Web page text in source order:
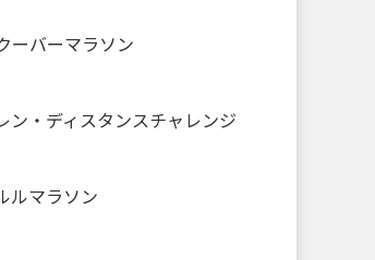
ーバーマラソン
ン・ディスタンスチャレンジ
ルマラソン